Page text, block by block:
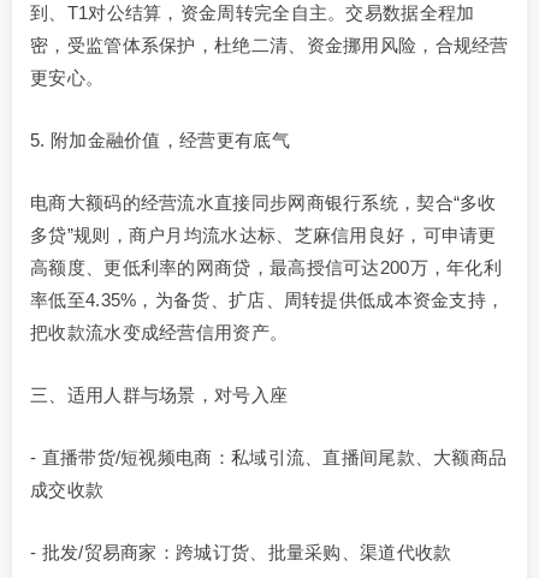
到、T1对公结算，资金周转完全自主。交易数据全程加
密，受监管体系保护，杜绝二清、资金挪用风险，合规经营
更安心。
5. 附加金融价值，经营更有底气
电商大额码的经营流水直接同步网商银行系统，契合“多收
多贷”规则，商户月均流水达标、芝麻信用良好，可申请更
高额度、更低利率的网商贷，最高授信可达200万，年化利
率低至4.35%，为备货、扩店、周转提供低成本资金支持，
把收款流水变成经营信用资产。
三、适用人群与场景，对号入座
- 直播带货/短视频电商：私域引流、直播间尾款、大额商品
成交收款
- 批发/贸易商家：跨城订货、批量采购、渠道代收款